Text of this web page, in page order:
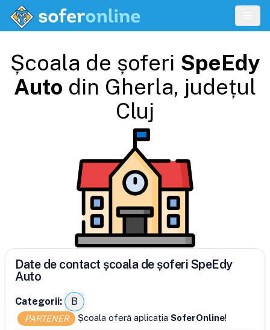
Școala de șoferi SpeEdy
Auto din Gherla, județul
Cluj
Date de contact școala de șoferi SpeEdy
Auto
Categorii: B
PARTENER Școala oferă aplicația SoferOnline!